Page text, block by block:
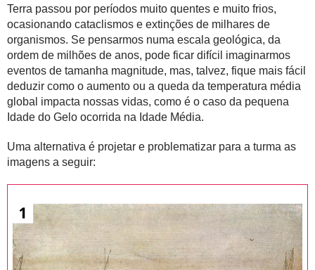
Terra passou por períodos muito quentes e muito frios,
ocasionando cataclismos e extinções de milhares de
organismos. Se pensarmos numa escala geológica, da
ordem de milhões de anos, pode ficar difícil imaginarmos
eventos de tamanha magnitude, mas, talvez, fique mais fácil
deduzir como o aumento ou a queda da temperatura média
global impacta nossas vidas, como é o caso da pequena
Idade do Gelo ocorrida na Idade Média.
Uma alternativa é projetar e problematizar para a turma as
imagens a seguir: